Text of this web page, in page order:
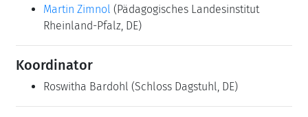
Martin Zimnol (Pädagogisches Landesinstitut
Rheinland-Pfalz, DE)
Koordinator
Roswitha Bardohl (Schloss Dagstuhl, DE)